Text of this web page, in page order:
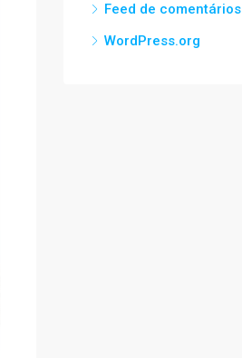
Feed de comentários
WordPress.org